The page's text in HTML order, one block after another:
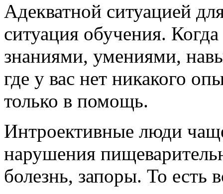
Адекватной ситуацией
ситуация обучения.
знаниями, умениями,
где у вас нет никакого
только в помощь.
Интроективные люди
нарушения
болезнь, запоры. То есть